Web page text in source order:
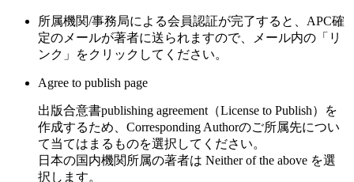
所属機関/事務局による会員認証が完了すると、APC確
定のメールが著者に送られますので、メール内の 「リ
ンク」
をクリックしてください。
Agree to publish page
出版合意書publishing agreement（License to Publish）を
作成するため、Corresponding Authorのご所属先につい
て当てはまるものを選択してください。
日本の国内機関所属の著者は Neither of the above を選
択します。